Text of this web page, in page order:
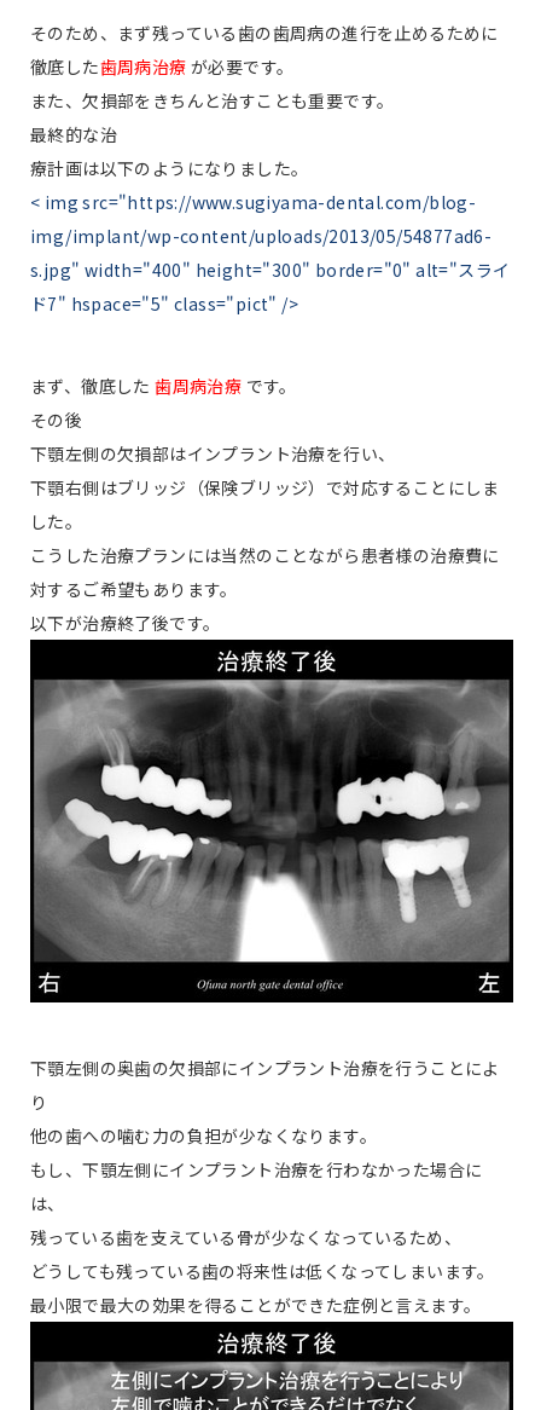
そのため、まず残っている歯の歯周病の進行を止めるために
徹底した歯周病治療 が必要です。
また、欠損部をきちんと治すことも重要です。
最終的な治
療計画は以下のようになりました。
< img src="https://www.sugiyama-dental.com/blog-
img/implant/wp-content/uploads/2013/05/54877ad6-
s.jpg" width="400" height="300" border="0" alt="スライ
ド7" hspace="5" class="pict" />
まず、徹底した 歯周病治療 です。
その後
下顎左側の欠損部はインプラント治療を行い、
下顎右側はブリッジ（保険ブリッジ）で対応することにしま
した。
こうした治療プランには当然のことながら患者様の治療費に
対するご希望もあります。
以下が治療終了後です。
下顎左側の奥歯の欠損部にインプラント治療を行うことによ
り
他の歯への噛む力の負担が少なくなります。
もし、下顎左側にインプラント治療を行わなかった場合に
は、
残っている歯を支えている骨が少なくなっているため、
どうしても残っている歯の将来性は低くなってしまいます。
最小限で最大の効果を得ることができた症例と言えます。